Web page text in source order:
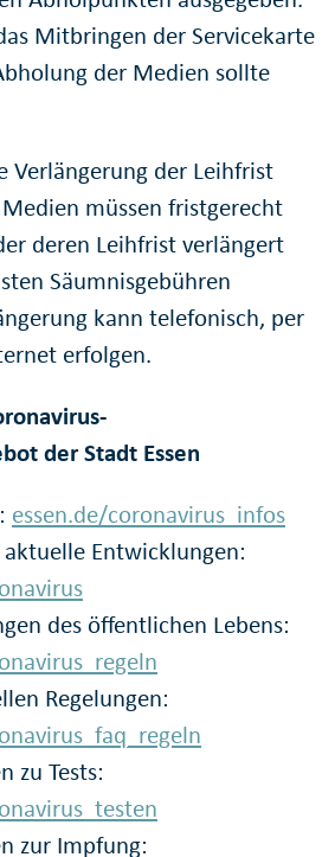
Mitbringen der Servicekarte
der Medien sollte
Verlängerung der Leihfrist
müssen fristgerecht
deren Leihfrist verlängert
Säumnisgebühren
kann telefonisch, per
erfolgen.
der Stadt Essen
essen.de/coronavirus_infos
Entwicklungen:
des öffentlichen Lebens:
Regelungen:
zu Tests:
zur Impfung: